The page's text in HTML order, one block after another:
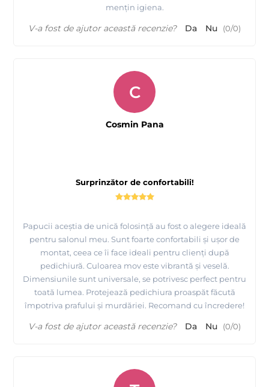
mențin igiena.
V-a fost de ajutor această recenzie? Da Nu (0/0)
Surprinzător de confortabili!
Papucii aceștia de unică folosință au fost o alegere ideală
pentru salonul meu. Sunt foarte confortabili și ușor de
montat, ceea ce îi face ideali pentru clienți după
pedichiură. Culoarea mov este vibrantă și veselă.
Dimensiunile sunt universale, se potrivesc perfect pentru
toată lumea. Protejează pedichiura proaspăt făcută
împotriva prafului și murdăriei. Recomand cu încredere!
C
Cosmin Pana
V-a fost de ajutor această recenzie? Da Nu (0/0)